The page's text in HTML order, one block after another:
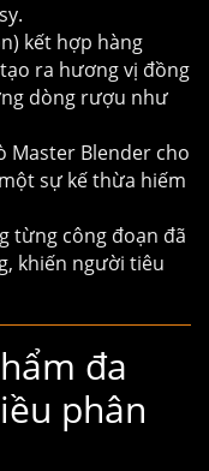
kết hợp hàng
ra hương vị đồng
dòng rượu như
Master Blender cho
sự kế thừa hiếm
từng công đoạn đã
khiến người tiêu
đa
phân